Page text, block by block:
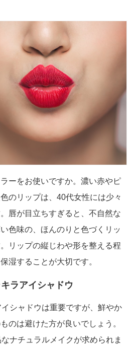
ーをお使いですか。濃い赤やピ
のリップは、40代女性には少々
唇が目立ちすぎると、不自然な
色味の、ほんのりと色づくリッ
リップの縦じわや形を整える程
湿することが大切です。
ラアイシャドウ
シャドウは重要ですが、鮮やか
のは避けた方が良いでしょう。
ナチュラルメイクが求められま